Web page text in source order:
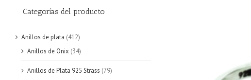
Categorías del producto
Anillos de plata (412)
Anillos de Onix (34)
Anillos de Plata 925 Strass (79)